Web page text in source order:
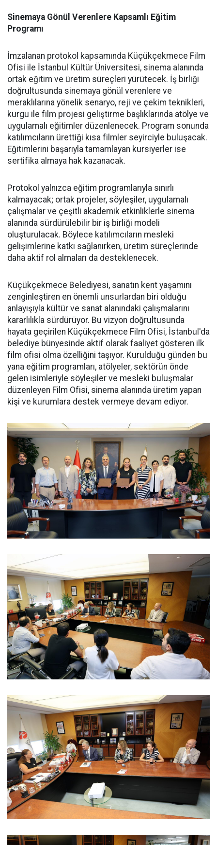
Sinemaya Gönül Verenlere Kapsamlı Eğitim
Programı
İmzalanan protokol kapsamında Küçükçekmece Film
Ofisi ile İstanbul Kültür Üniversitesi, sinema alanında
ortak eğitim ve üretim süreçleri yürütecek. İş birliği
doğrultusunda sinemaya gönül verenlere ve
meraklılarına yönelik senaryo, reji ve çekim teknikleri,
kurgu ile film projesi geliştirme başlıklarında atölye ve
uygulamalı eğitimler düzenlenecek. Program sonunda
katılımcıların ürettiği kısa filmler seyirciyle buluşacak.
Eğitimlerini başarıyla tamamlayan kursiyerler ise
sertifika almaya hak kazanacak.
Protokol yalnızca eğitim programlarıyla sınırlı
kalmayacak; ortak projeler, söyleşiler, uygulamalı
çalışmalar ve çeşitli akademik etkinliklerle sinema
alanında sürdürülebilir bir iş birliği modeli
oluşturulacak. Böylece katılımcıların mesleki
gelişimlerine katkı sağlanırken, üretim süreçlerinde
daha aktif rol almaları da desteklenecek.
Küçükçekmece Belediyesi, sanatın kent yaşamını
zenginleştiren en önemli unsurlardan biri olduğu
anlayışıyla kültür ve sanat alanındaki çalışmalarını
kararlılıkla sürdürüyor. Bu vizyon doğrultusunda
hayata geçirilen Küçükçekmece Film Ofisi, İstanbul'da
belediye bünyesinde aktif olarak faaliyet gösteren ilk
film ofisi olma özelliğini taşıyor. Kurulduğu günden bu
yana eğitim programları, atölyeler, sektörün önde
gelen isimleriyle söyleşiler ve mesleki buluşmalar
düzenleyen Film Ofisi, sinema alanında üretim yapan
kişi ve kurumlara destek vermeye devam ediyor.